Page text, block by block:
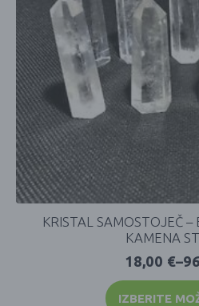
KRISTAL SAMOSTOJEČ
KAMENA
18,00 €–
IZBERITE